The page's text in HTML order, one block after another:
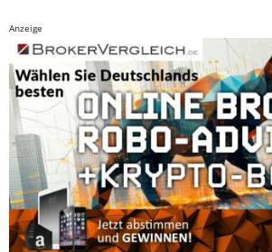
Anzeige